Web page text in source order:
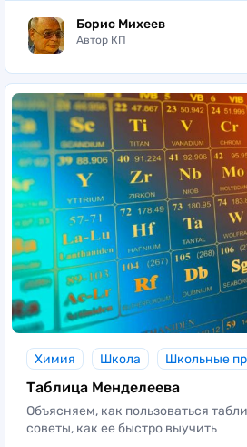
Борис Михеев
Автор КП
Химия Школа Школьные
Таблица Менделеева
Объясняем, как пользоваться
советы, как ее быстро выучить